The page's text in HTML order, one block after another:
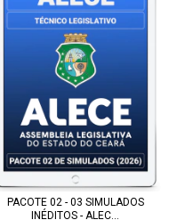
PACOTE 02 - 03 SIMULADOS
INÉDITOS - ALEC...